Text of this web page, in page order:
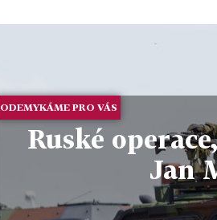
ODEMYKÁME PRO VÁS
Ruské
Jan